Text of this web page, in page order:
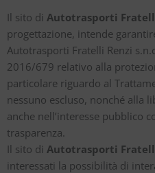
Il sito di Autotrasporti
progettazione, intende
Autotrasporti Fratelli Renzi
2016/679 relativo alla
particolare riguardo al
nessuno escluso, nonché alla
anche nell’interesse pubblico
trasparenza.
Il sito di Autotrasporti
interessati la possibilità di